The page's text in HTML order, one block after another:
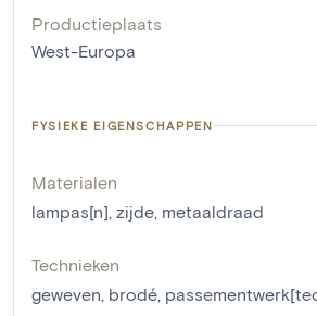
Productieplaats
West-Europa
FYSIEKE EIGENSCHAPPEN
Materialen
lampas[n] zijde metaaldraad
Technieken
geweven brodé